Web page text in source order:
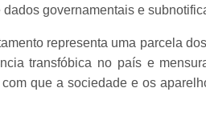
governamentais e
representa uma parcela
transfóbica no país e
que a sociedade e os